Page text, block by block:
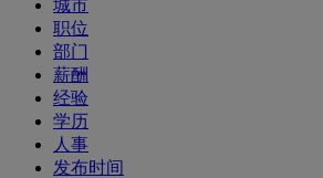
城市
职位
部门
薪酬
经验
学历
人事
发布时间